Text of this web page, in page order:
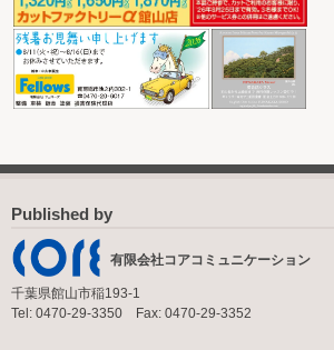
Published by
有限会社コアコミュニケーション
千葉県館山市稲193-1
Tel: 0470-29-3350 Fax: 0470-29-3352